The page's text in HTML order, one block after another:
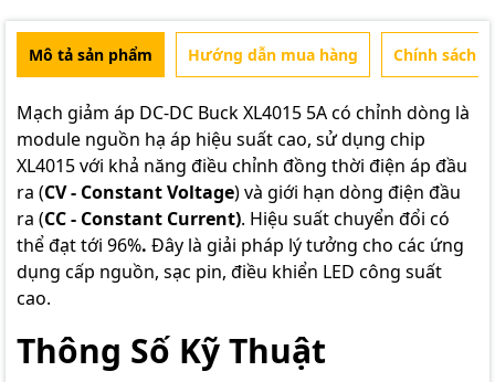
Mô tả sản phẩm Hướng dẫn mua hàng Chính sách
Mạch giảm áp DC-DC Buck XL4015 5A có chỉnh dòng là
module nguồn hạ áp hiệu suất cao, sử dụng chip
XL4015 với khả năng điều chỉnh đồng thời điện áp đầu
ra (CV - Constant Voltage) và giới hạn dòng điện đầu
ra (CC - Constant Current). Hiệu suất chuyển đổi có
thể đạt tới 96%. Đây là giải pháp lý tưởng cho các ứng
dụng cấp nguồn, sạc pin, điều khiển LED công suất
cao.
Thông Số Kỹ Thuật